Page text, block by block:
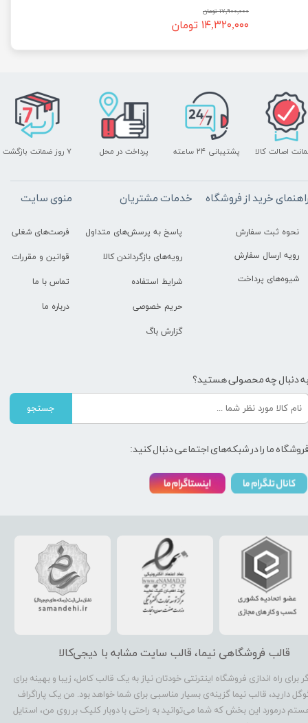
۱۷,۹۰۰,۰۰۰ تومان
۱۴,۳۲۰,۰۰۰ تومان
قالب فروشگاهی نیما، قالب سایت مشابه با دیجی‌کالا
برای راه اندازی فروشگاه اینترنتی خودتان نیاز به یک قالب کامل، زیبا و بهینه برای
دارید، قالب نیما گزینه‌ی بسیار مناسبی برای شما خواهد بود. من یک پاراگراف
درمورد این بخش که شما می‌توانید به راحتی با دوبار کلیک برروی من، استایل
اصالت کالا ۷ روز ضمانت بازگشت پرداخت در محل پشتیبانی ۲۴ ساعته
خرید از فروشگاه
نحوه ثبت سفارش
رویه ارسال سفارش
شیوه‌های پرداخت
خدمات مشتریان
پاسخ به پرسش‌های متداول
رویه‌های بازگرداندن کالا
شرایط استفاده
حریم خصوصی
گزارش باگ
منوی سایت
فرصت‌های شغلی
قوانین و مقررات
تماس با ما
درباره ما
دنبال چه محصولی هستید؟
جستجو
ما را در شبکه‌های اجتماعی دنبال کنید: